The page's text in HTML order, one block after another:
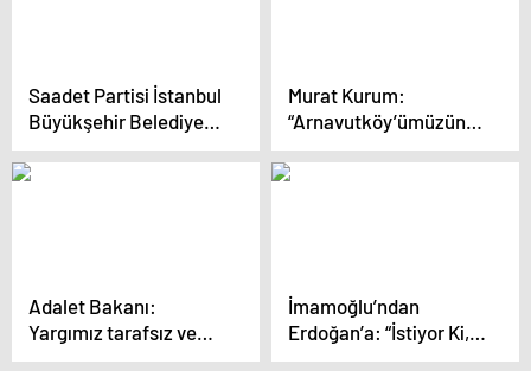
Saadet Partisi İstanbul
Büyükşehir Belediye
Başkan Adayı Birol
Aydın, Üsküdar’da
Murat Kurum:
“Arnavutköy’ümüzün
derelerini tamamen
ıslah edeceğiz”
Adalet Bakanı:
Yargımız tarafsız ve
bağımsızdır, darbeciler
İmamoğlu’ndan
Erdoğan’a: “İstiyor Ki,
Her Şeyi Ona Teslim